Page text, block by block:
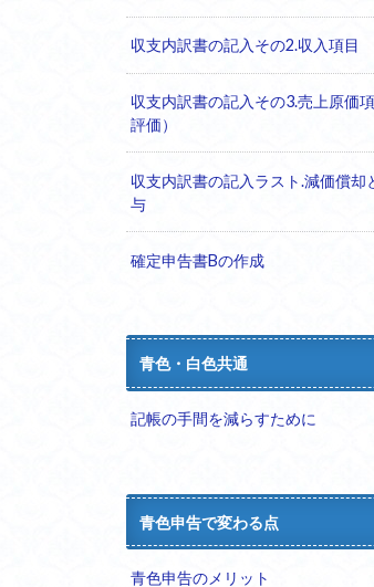
収支内訳書の記入その2.収入項目
収支内訳書の記入その3.売上原価
評価）
収支内訳書の記入ラスト.減価償却
与
確定申告書Bの作成
青色・白色共通
記帳の手間を減らすために
青色申告で変わる点
青色申告のメリット